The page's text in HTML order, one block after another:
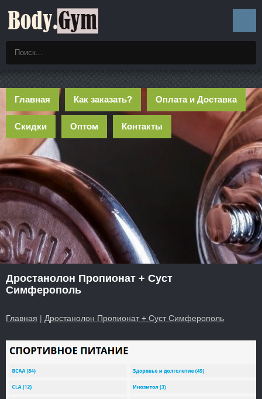
Главная Как заказать? Оплата и Доставка
Скидки Оптом Контакты
Дростанолон Пропионат + Суст
Симферополь
Главная | Дростанолон Пропионат + Суст Симферополь